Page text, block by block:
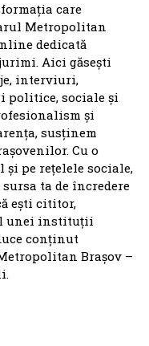
care
Metropolitan
dedicată
Aici găsești
interviuri,
politice, sociale și
și
susținem
Cu o
pe rețelele sociale,
ta de încredere
ești cititor,
unei instituții
conținut
Brașov –